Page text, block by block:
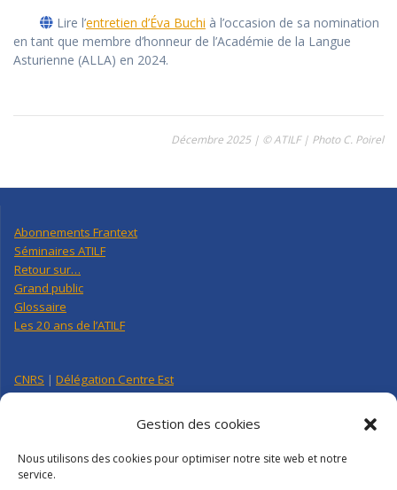
Gestion des cookies
Nous utilisons des cookies pour optimiser notre site web et notre
service.
Lire l’entretien d’Éva Buchi à l’occasion de sa nomination
en tant que membre d’honneur de l’Académie de la Langue
Asturienne (ALLA) en 2024.
Décembre 2025 | © ATILF | Photo C. Poirel
Abonnements Frantext
Séminaires ATILF
Retour sur…
Grand public
Glossaire
Les 20 ans de l’ATILF
CNRS | Délégation Centre Est
Université de Lorraine
CNRS Hebdo Centre-Est